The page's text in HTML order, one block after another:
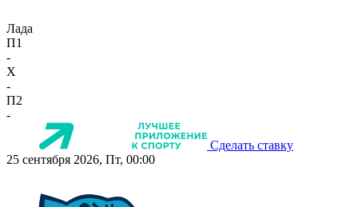
Лада
П1
-
X
-
П2
-
Сделать ставку
25 сентября 2026, Пт, 00:00